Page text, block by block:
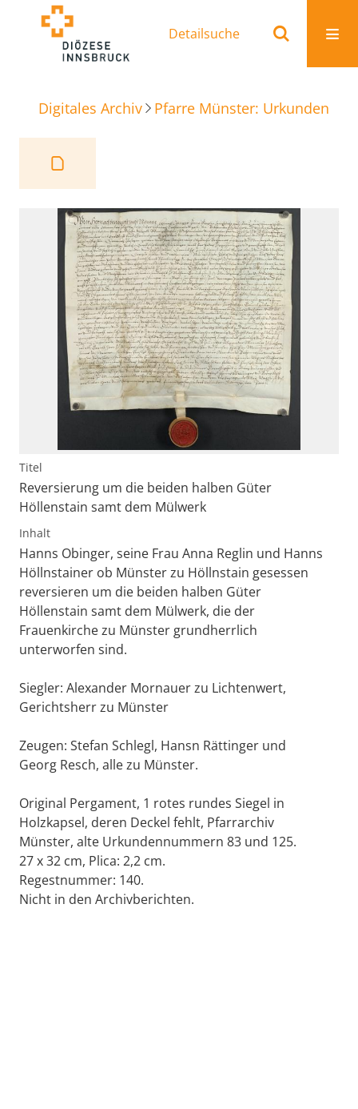
Detailsuche
Digitales Archiv Pfarre Münster: Urkunden
Titel
Reversierung um die beiden halben Güter
Höllenstain samt dem Mülwerk
Inhalt
Hanns Obinger, seine Frau Anna Reglin und Hanns
Höllnstainer ob Münster zu Höllnstain gesessen
reversieren um die beiden halben Güter
Höllenstain samt dem Mülwerk, die der
Frauenkirche zu Münster grundherrlich
unterworfen sind.
Siegler: Alexander Mornauer zu Lichtenwert,
Gerichtsherr zu Münster
Zeugen: Stefan Schlegl, Hansn Rättinger und
Georg Resch, alle zu Münster.
Original Pergament, 1 rotes rundes Siegel in
Holzkapsel, deren Deckel fehlt, Pfarrarchiv
Münster, alte Urkundennummern 83 und 125.
27 x 32 cm, Plica: 2,2 cm.
Regestnummer: 140.
Nicht in den Archivberichten.